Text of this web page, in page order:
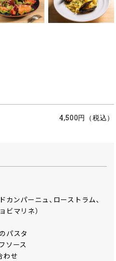
4,500円（税込）
カンパーニュ、ローストラム、
ビマリネ）
パスタ
ソース
わせ